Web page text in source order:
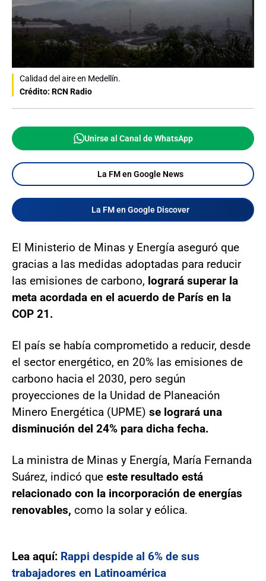
Calidad del aire en Medellín.
Crédito: RCN Radio
Unirse al Canal de WhatsApp
La FM en Google News
La FM en Google Discover
El Ministerio de Minas y Energía aseguró que
gracias a las medidas adoptadas para reducir
las emisiones de carbono, logrará superar la
meta acordada en el acuerdo de París en la
COP 21.
El país se había comprometido a reducir, desde
el sector energético, en 20% las emisiones de
carbono hacia el 2030, pero según
proyecciones de la Unidad de Planeación
Minero Energética (UPME) se logrará una
disminución del 24% para dicha fecha.
La ministra de Minas y Energía, María Fernanda
Suárez, indicó que este resultado está
relacionado con la incorporación de energías
renovables, como la solar y eólica.
Lea aquí: Rappi despide al 6% de sus
trabajadores en Latinoamérica